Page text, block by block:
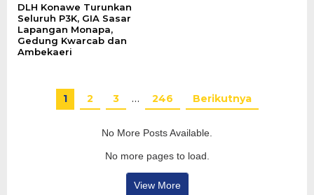
DLH Konawe Turunkan
Seluruh P3K, GIA Sasar
Lapangan Monapa,
Gedung Kwarcab dan
Ambekaeri
1 2 3 … 246 Berikutnya
No More Posts Available.
No more pages to load.
View More